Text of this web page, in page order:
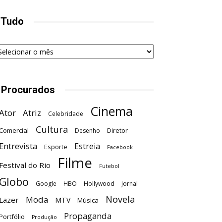
Atriz Celebridade Cinema
Cultura Desenho Diretor
Entrevista Esporte Estreia Facebook
Festival do Rio Filme Futebol
Globo Google HBO Hollywood Jornal
Lazer Moda MTV Música Novela
Produção Propaganda